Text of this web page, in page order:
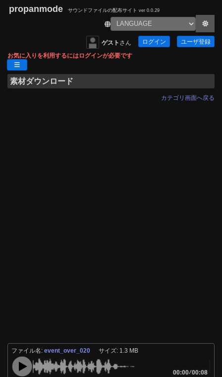
propanmode サウンドファイルの配布サイト ver 0.0.29
ゲスト さん ログイン ユーザ登録
お気に入りを利用するにはログインが必要です
素材ダウンロード
カテゴリ画面へ戻る
ファイル名:event_over_020 サイズ: 1.3 MB
00:00/00:08